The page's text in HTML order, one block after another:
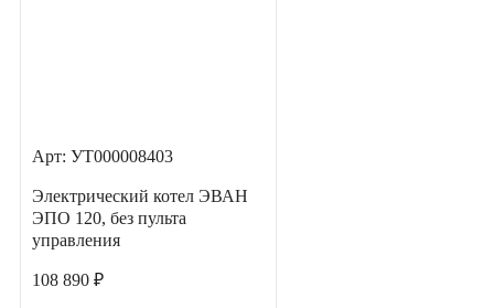
Арт: УТ000008403
Электрический котел ЭВАН
ЭПО 120, без пульта
управления
108 890 ₽